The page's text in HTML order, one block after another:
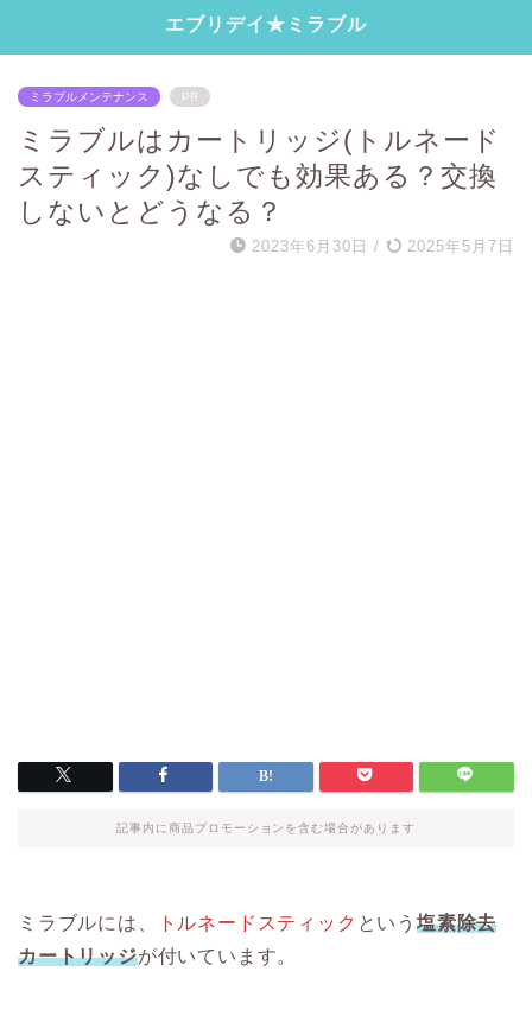
エブリデイ★ミラブル
ミラブルメンテナンス PR
ミラブルはカートリッジ(トルネード
スティック)なしでも効果ある？交換
しないとどうなる？
2023年6月30日 / 2025年5月7日
記事内に商品プロモーションを含む場合があります
ミラブルには、 トルネードスティック という塩素除去
カートリッジが付いています。